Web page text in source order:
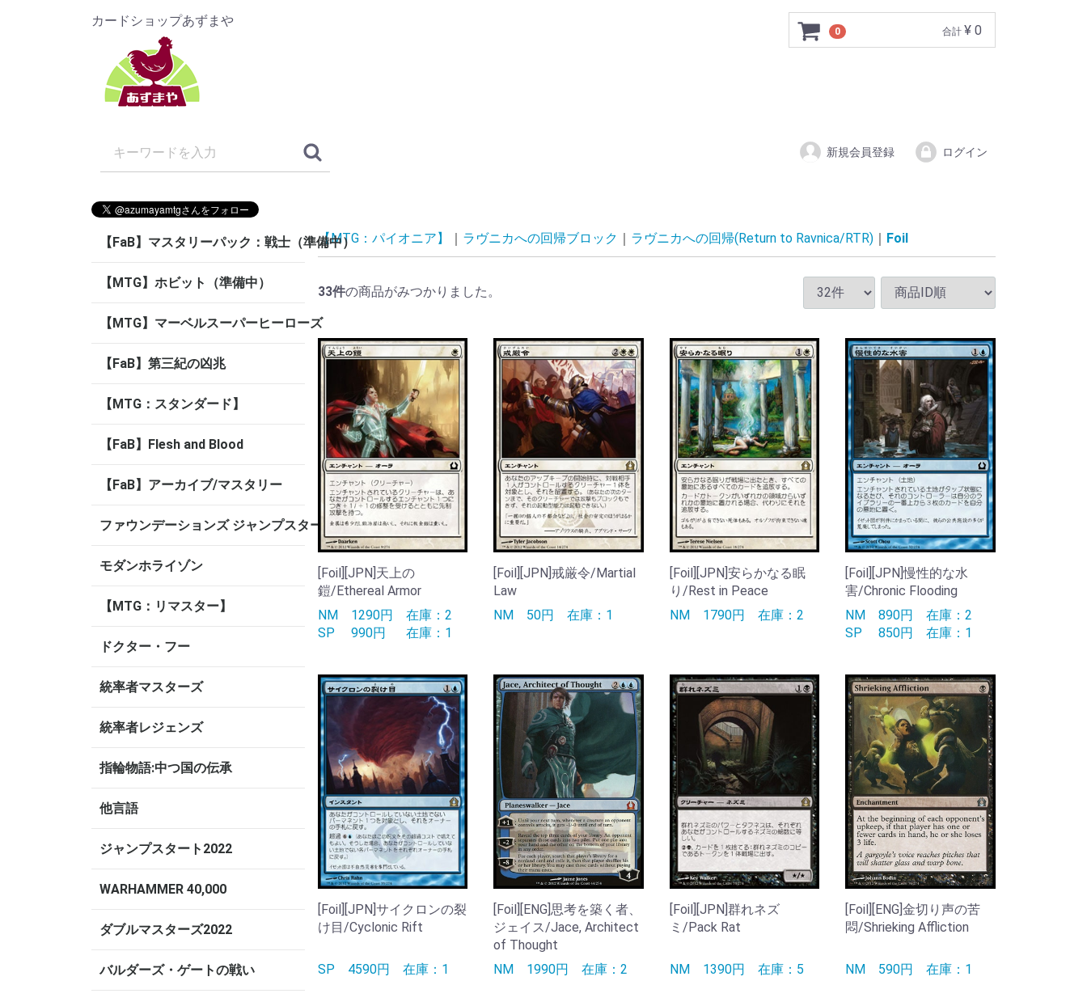
カードショップあずまや
新規会員登録 ログイン
0 合計 ¥ 0
【FaB】マスタリーパック：戦士（準備中）
【MTG】ホビット（準備中）
【MTG】マーベルスーパーヒーローズ
【FaB】第三紀の凶兆
【MTG：スタンダード】
【FaB】Flesh and Blood
【FaB】アーカイブ/マスタリー
ファウンデーションズ ジャンプスタート
モダンホライゾン
【MTG：リマスター】
ドクター・フー
統率者マスターズ
統率者レジェンズ
指輪物語:中つ国の伝承
他言語
ジャンプスタート2022
WARHAMMER 40,000
ダブルマスターズ2022
バルダーズ・ゲートの戦い
【MTG：パイオニア】 ラヴニカへの回帰ブロック ラヴニカへの回帰(Return to Ravnica/RTR) Foil
33件の商品がみつかりました。
[Foil][JPN]天上の
鎧/Ethereal Armor
NM 1290円 在庫：2
SP
990円 在庫：1
[Foil][JPN]戒厳令/Martial
Law
NM 50円在庫：1
[Foil][JPN]安らかなる眠
り/Rest in Peace
NM 1790円 在庫：2
[Foil][JPN]慢性的な水
害/Chronic Flooding
NM890円在庫：2
SP
850円在庫：1
[Foil][JPN]サイクロンの裂
け目/Cyclonic Rift
SP 4590円 在庫：1
[Foil][ENG]思考を築く者、
ジェイス/Jace, Architect
of Thought
NM 1990円在庫：2
[Foil][JPN]群れネズ
ミ/Pack Rat
NM 1390円 在庫：5
[Foil][ENG]金切り声の苦
悶/Shrieking Affliction
NM 590円在庫：1